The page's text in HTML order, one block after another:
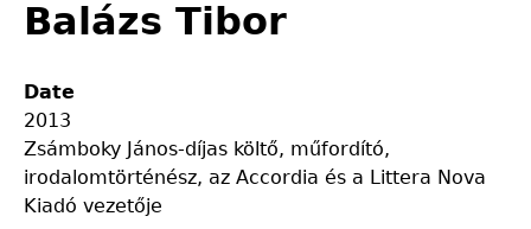
Balázs Tibor
Date
2013
Zsámboky János-díjas költő, műfordító,
irodalomtörténész, az Accordia és a Littera Nova
Kiadó vezetője